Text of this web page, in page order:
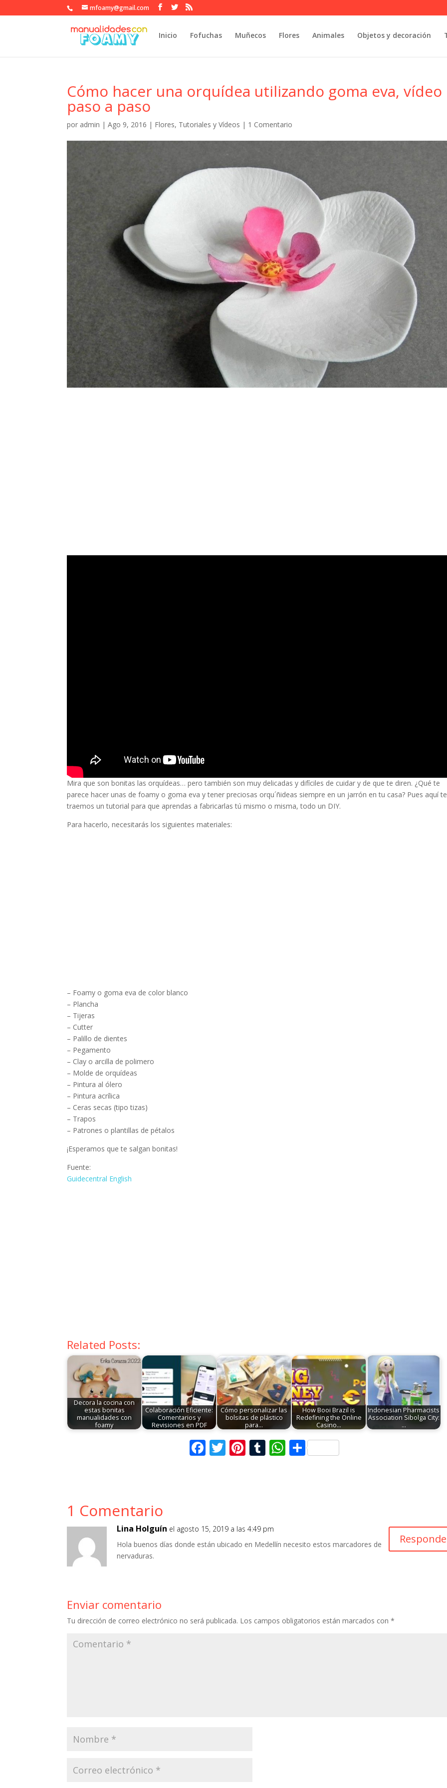
mfoamy@gmail.com
Inicio Fofuchas Muñecos Flores Animales Objetos y decoración
Cómo hacer una orquídea utilizando goma eva, vídeo
paso a paso
por admin |Ago 9, 2016 | Flores, Tutoriales y Vídeos | 1 Comentario
Mira que son bonitas las orquídeas… pero también son muy delicadas y difíciles de cuidar y de que te diren. ¿Qué te
parece hacer unas de foamy o goma eva y tener preciosas orqu´ñideas siempre en un jarrón en tu casa? Pues aquí te
traemos un tutorial para que aprendas a fabricarlas tú mismo o misma, todo un DIY.
Para hacerlo, necesitarás los siguientes materiales:
– Foamy o goma eva de color blanco
– Plancha
– Tijeras
– Cutter
– Palillo de dientes
– Pegamento
– Clay o arcilla de polimero
– Molde de orquídeas
– Pintura al ólero
– Pintura acrílica
– Ceras secas (tipo tizas)
– Trapos
– Patrones o plantillas de pétalos
¡Esperamos que te salgan bonitas!
Fuente:
Guidecentral English
Related Posts:
Decora la cocina con
estas bonitas
manualidades con
foamy
Colaboración Eficiente:
Comentarios y
Revisiones en PDF
Cómo personalizar las
bolsitas de plástico
para…
How Booi Brazil is
Redefining the Online
Casino…
Indonesian Pharmacists
Association Sibolga City:
…
F
o
k
T Pi T W
p
C
r
1 Comentario
Lina Holguín el agosto 15, 2019 a las 4:49 pm
Hola buenos días donde están ubicado en Medellín necesito estos marcadores de
nervaduras.
Enviar comentario
Tu dirección de correo electrónico no será publicada. Los campos obligatorios están marcados con*